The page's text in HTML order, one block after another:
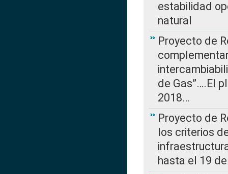
estabilidad
natural
Proyecto de
de Gas”….El
2018…
Proyecto de
los criterios
hasta el 19